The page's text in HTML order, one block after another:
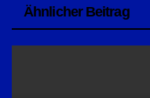
Ähnlicher Beitrag